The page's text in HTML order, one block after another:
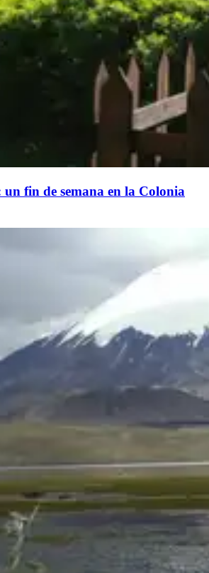
fin de semana en la Colonia